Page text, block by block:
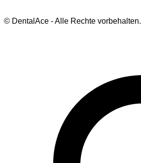
© DentalAce - Alle Rechte vorbehalten.